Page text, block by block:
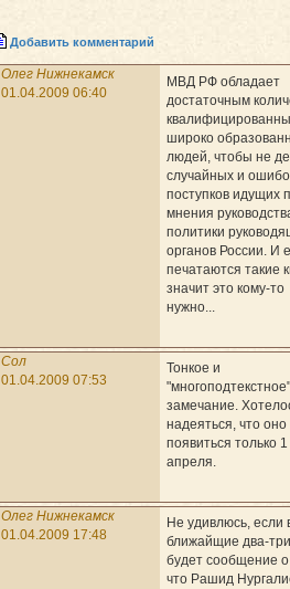
Добавить комментарий
Олег Нижнекамск
01.04.2009 06:40
МВД РФ обладает
достаточным
широко
людей, чтобы не
случайных и
поступков идущих
мнения
политики
органов России. И
печатаются такие
значит это кому-то
нужно...
Сол
01.04.2009 07:53
Тонкое и
"многоподтекстное"
замечание.
надеяться, что оно
появиться только 1
апреля.
Олег Нижнекамск
01.04.2009 17:48
Не удивлюсь, если
ближайщие два-
будет сообщение
что Рашид